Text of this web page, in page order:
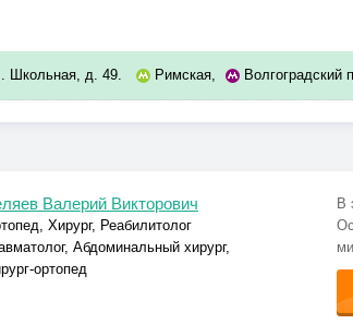
Школьная, д. 49. Римская, Волгоградский
В
Валерий Викторович
Хирург, Реабилитолог
Абдоминальный хирург,
ортопед